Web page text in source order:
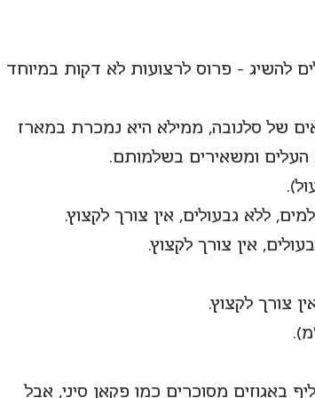
להשיג - פרוס לרצועות לא דקות במיוחד
של סלנובה, ממילא היא נמכרת במארז
ומשאירים בשלמותם.
באגוזים מסוכרים כמו פקאן סיני, אבל